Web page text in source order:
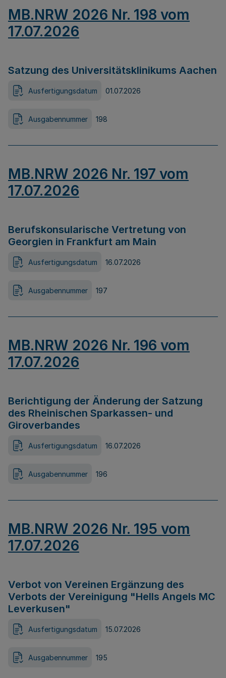
MB.NRW 2026 Nr. 198 vom
17.07.2026
Satzung des Universitätsklinikums Aachen
Ausfertigungsdatum 01.07.2026
Ausgabennummer 198
MB.NRW 2026 Nr. 197 vom
17.07.2026
Berufskonsularische Vertretung von
Georgien in Frankfurt am Main
Ausfertigungsdatum 16.07.2026
Ausgabennummer 197
MB.NRW 2026 Nr. 196 vom
17.07.2026
Berichtigung der Änderung der Satzung
des Rheinischen Sparkassen- und
Giroverbandes
Ausfertigungsdatum 16.07.2026
Ausgabennummer 196
MB.NRW 2026 Nr. 195 vom
17.07.2026
Verbot von Vereinen Ergänzung des
Verbots der Vereinigung "Hells Angels MC
Leverkusen"
Ausfertigungsdatum 15.07.2026
Ausgabennummer 195